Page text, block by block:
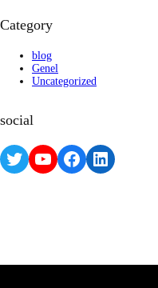
Category
blog
Genel
Uncategorized
social
Twitter YouTube Facebook LinkedIn